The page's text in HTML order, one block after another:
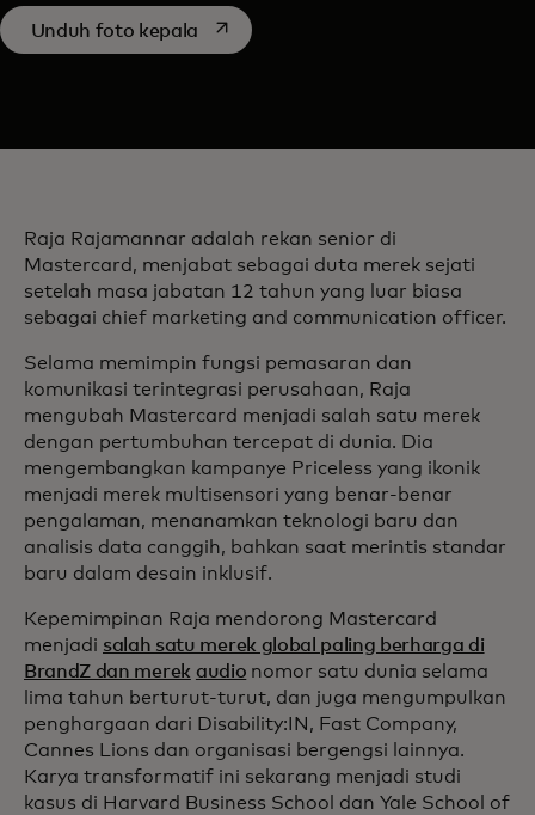
Unduh foto kepala opens in a new tab
Raja Rajamannar adalah rekan senior di
Mastercard, menjabat sebagai duta merek sejati
setelah masa jabatan 12 tahun yang luar biasa
sebagai chief marketing and communication officer.
Selama memimpin fungsi pemasaran dan
komunikasi terintegrasi perusahaan, Raja
mengubah Mastercard menjadi salah satu merek
dengan pertumbuhan tercepat di dunia. Dia
mengembangkan kampanye Priceless yang ikonik
menjadi merek multisensori yang benar-benar
pengalaman, menanamkan teknologi baru dan
analisis data canggih, bahkan saat merintis standar
baru dalam desain inklusif.
Kepemimpinan Raja mendorong Mastercard
menjadi salah satu merek global paling berharga di
BrandZ dan merek audio nomor satu dunia selama
lima tahun berturut-turut, dan juga mengumpulkan
penghargaan dari Disability:IN, Fast Company,
Cannes Lions dan organisasi bergengsi lainnya.
Karya transformatif ini sekarang menjadi studi
kasus di Harvard Business School dan Yale School of